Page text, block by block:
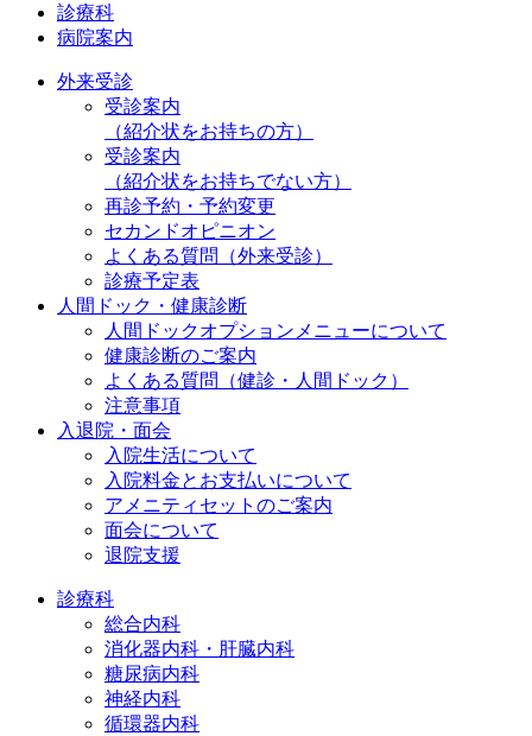
診療科
病院案内
外来受診
受診案内
（紹介状をお持ちの方）
受診案内
（紹介状をお持ちでない方）
再診予約・予約変更
セカンドオピニオン
よくある質問（外来受診）
診療予定表
人間ドック・健康診断
人間ドックオプションメニューについて
健康診断のご案内
よくある質問（健診・人間ドック）
注意事項
入退院・面会
入院生活について
入院料金とお支払いについて
アメニティセットのご案内
面会について
退院支援
診療科
総合内科
消化器内科・肝臓内科
糖尿病内科
神経内科
循環器内科